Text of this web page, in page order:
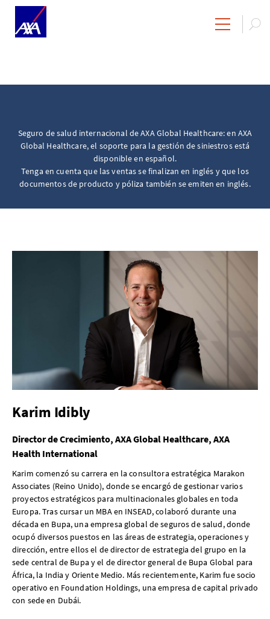
Seguro de salud internacional de AXA Global Healthcare: en AXA
Global Healthcare, el soporte para la gestión de siniestros está
disponible en español.
Tenga en cuenta que las ventas se finalizan en inglés y que los
documentos de producto y póliza también se emiten en inglés.
Karim Idibly
Director de Crecimiento, AXA Global Healthcare, AXA
Health International
Karim comenzó su carrera en la consultora estratégica Marakon
Associates (Reino Unido), donde se encargó de gestionar varios
proyectos estratégicos para multinacionales globales en toda
Europa. Tras cursar un MBA en INSEAD, colaboró durante una
década en Bupa, una empresa global de seguros de salud, donde
ocupó diversos puestos en las áreas de estrategia, operaciones y
dirección, entre ellos el de director de estrategia del grupo en la
sede central de Bupa y el de director general de Bupa Global para
África, la India y Oriente Medio. Más recientemente, Karim fue socio
operativo en Foundation Holdings, una empresa de capital privado
con sede en Dubái.